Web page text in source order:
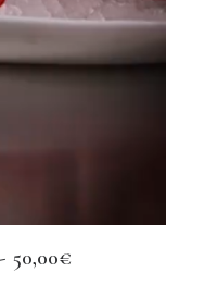
50,00€